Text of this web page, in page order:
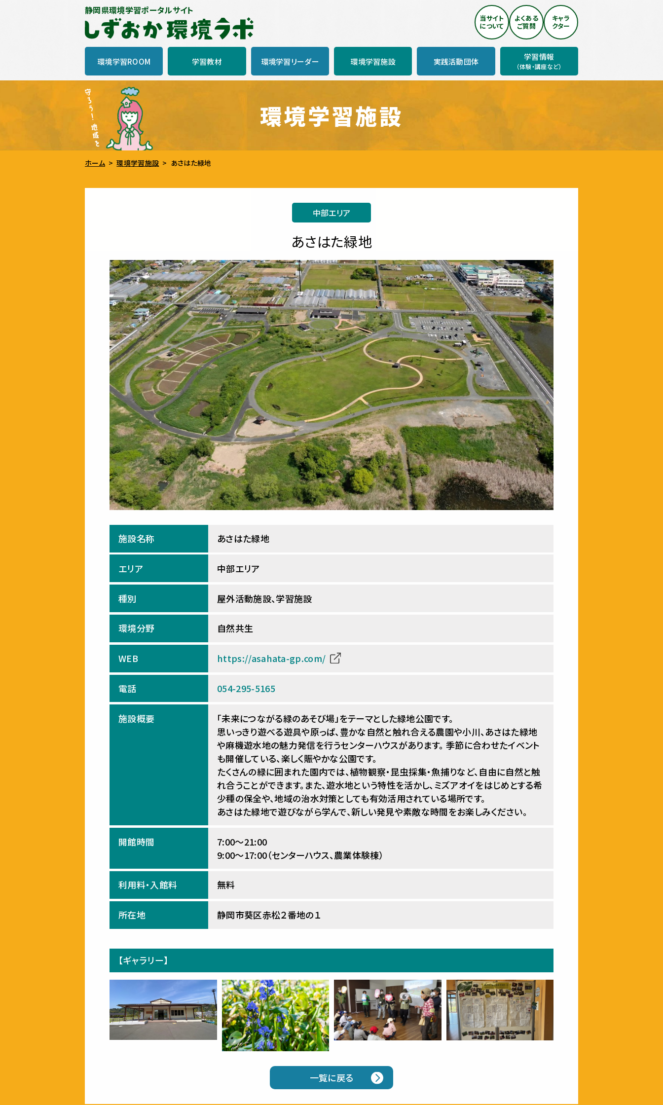
静岡県環境学習ポータルサイト
当サイト
について
よくある
ご質問
キャラ
クター
環境学習ROOM 学習教材 環境学習リーダー 環境学習施設 実践活動団体 学習情報
（体験・講座など）
環境学習施設
ホーム 環境学習施設 あさはた緑地
中部エリア
あさはた緑地
施設名称 あさはた緑地
エリア 中部エリア
種別 屋外活動施設、学習施設
環境分野 自然共生
WEB https://asahata-gp.com/
電話 054-295-5165
施設概要
「未来につながる緑のあそび場」をテーマとした緑地公園です。
思いっきり遊べる遊具や原っぱ、豊かな自然と触れ合える農園や小川、あさはた緑地
や麻機遊水地の魅力発信を行うセンターハウスがあります。 季節に合わせたイベント
も開催している、楽しく賑やかな公園です。
たくさんの緑に囲まれた園内では、植物観察・昆虫採集・魚捕りなど、自由に自然と触
れ合うことができます。また、遊水地という特性を活かし、ミズアオイをはじめとする希
少種の保全や、地域の治水対策としても有効活用されている場所です。
あさはた緑地で遊びながら学んで、新しい発見や素敵な時間をお楽しみください。
開館時間
7:00〜21:00
9:00〜17:00（センターハウス、農業体験棟）
利用料・入館料 無料
所在地 静岡市葵区赤松２番地の１
【ギャラリー】
一覧に戻る